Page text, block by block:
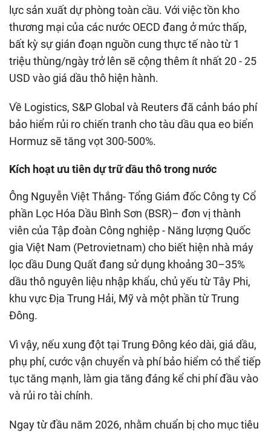
lực sản xuất dự phòng toàn cầu. Với việc tồn kho
thương mại của các nước OECD đang ở mức thấp,
bất kỳ sự gián đoạn nguồn cung thực tế nào từ 1
triệu thùng/ngày trở lên sẽ cộng thêm ít nhất 20 - 25
USD vào giá dầu thô hiện hành.
Về Logistics, S&P Global và Reuters đã cảnh báo phí
bảo hiểm rủi ro chiến tranh cho tàu dầu qua eo biển
Hormuz sẽ tăng vọt 300-500%.
Kích hoạt ưu tiên dự trữ dầu thô trong nước
Ông Nguyễn Việt Thắng- Tổng Giám đốc Công ty Cổ
phần Lọc Hóa Dầu Bình Sơn (BSR)– đơn vị thành
viên của Tập đoàn Công nghiệp - Năng lượng Quốc
gia Việt Nam (Petrovietnam) cho biết hiện nhà máy
lọc dầu Dung Quất đang sử dụng khoảng 30–35%
dầu thô nguyên liệu nhập khẩu, chủ yếu từ Tây Phi,
khu vực Địa Trung Hải, Mỹ và một phần từ Trung
Đông.
Vì vậy, nếu xung đột tại Trung Đông kéo dài, giá dầu,
phụ phí, cước vận chuyển và phí bảo hiểm có thể tiếp
tục tăng mạnh, làm gia tăng đáng kể chi phí đầu vào
và rủi ro tài chính.
Ngay từ đầu năm 2026, nhằm chuẩn bị cho mục tiêu